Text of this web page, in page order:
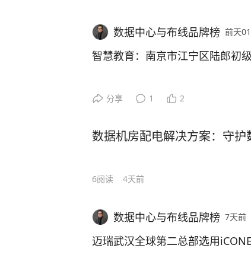
二、计算网布线设计
eaf层与Spine层两级交换机部署
换机最多支持64个800G端口，基
G以太网端口，因此为满足更大
平面设计，本方案即采用两个通
工业物联网（IIoT）设备以及自
景下，传统或普通的网络布线逐
量提出了极高要求。
电磁干扰，导致网络丢包、延迟
运维管理困难： 线路老化、标识
再先进的设备也发挥不出应有的
有限公司的项目负责人深知，必
建筑规模：由一栋16层门诊医技
网络环境，为医疗诊疗流程、远
医疗服务效率。
病房改造，采用六类非屏蔽解决
产品，构建合理系统架构，使其
性，通过先进的管理理念，使系
率，减少故障率，提升布线系统
LASUN(联信)护航武汉轨道交通7
武汉轨道交通7号线三阳路风塔项
轨交超高层标杆。这座209.5米的
营效率与绝对安全，其对配套线
临多重挑战：
-传输稳定性：承载地铁TCC指挥
数据中心与布线品牌榜 前天
智慧教育：南京市江宁区陆郎初
质量、优化校园管理的核心驱动
打造面向未来的高效网络基石。
分享 1 2
数据机房配电解决方案：守护
6阅读 4天前
数据中心与布线品牌榜 7天前
迈瑞武汉全球第二总部选用